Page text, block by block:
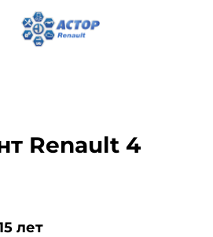
Renault 4
лет